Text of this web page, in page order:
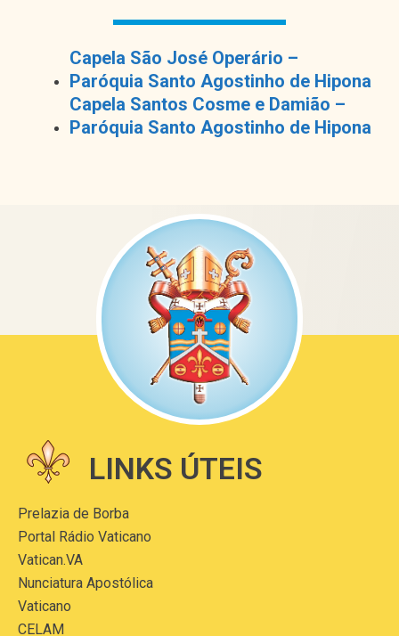
Capela São José Operário –
Paróquia Santo Agostinho de Hipona
Capela Santos Cosme e Damião –
Paróquia Santo Agostinho de Hipona
LINKS ÚTEIS
Prelazia de Borba
Portal Rádio Vaticano
Vatican.VA
Nunciatura Apostólica
Vaticano
CELAM